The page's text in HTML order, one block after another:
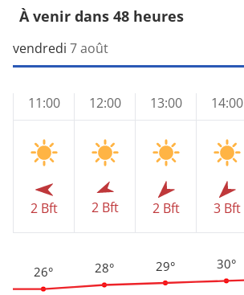
À venir dans 48 heures
vendredi 7 août
11:00
2 Bft
26°
12:00
2 Bft
28°
13:00
2 Bft
29°
14:00
3 Bft
30°